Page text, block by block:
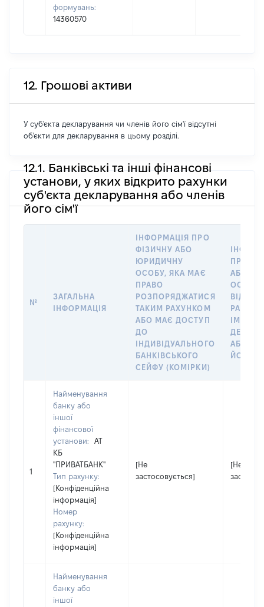
формувань:
14360570
12. Грошові активи
У суб'єкта декларування чи членів його сім'ї відсутні
об'єкти для декларування в цьому розділі.
12.1. Банківські та інші фінансові
установи, у яких відкрито рахунки
суб'єкта декларування або членів
його сім'ї
№
ЗАГАЛЬНА
ІНФОРМАЦІЯ
ІНФОРМАЦІЯ ПРО
ФІЗИЧНУ АБО
ЮРИДИЧНУ
ОСОБУ, ЯКА МАЄ
ПРАВО
РОЗПОРЯДЖАТИСЯ
ТАКИМ РАХУНКОМ
АБО МАЄ ДОСТУП
ДО
ІНДИВІДУАЛЬНОГО
БАНКІВСЬКОГО
СЕЙФУ (КОМІРКИ)
ПРО
АБО
ОСОБУ,
ІМ’Я
АБО
ЙОГО
1
Найменування
банку або
іншої
фінансової
установи:
АТ
КБ
"ПРИВАТБАНК"
Тип рахунку:
[Конфіденційна
інформація]
Номер
рахунку:
[Конфіденційна
інформація]
[Не
застосовується]
[Не
Найменування
банку або
іншої